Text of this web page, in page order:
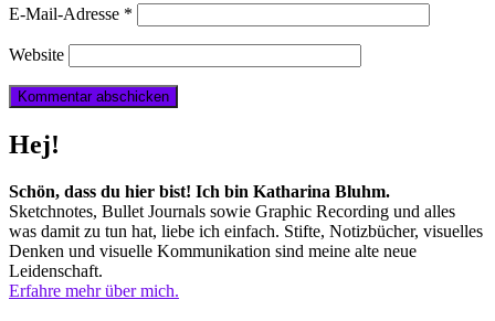
E-Mail-Adresse *
Website
Hej!
Schön, dass du hier bist! Ich bin Katharina Bluhm.
Sketchnotes, Bullet Journals sowie Graphic Recording und alles
was damit zu tun hat, liebe ich einfach. Stifte, Notizbücher, visuelles
Denken und visuelle Kommunikation sind meine alte neue
Leidenschaft.
Erfahre mehr über mich.